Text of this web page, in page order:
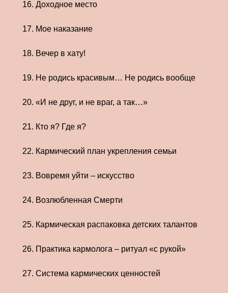
16. Доходное место
17. Мое наказание
18. Вечер в хату!
19. Не родись красивым… Не родись вообще
20. «И не друг, и не враг, а так…»
21. Кто я? Где я?
22. Кармический план укрепления семьи
23. Вовремя уйти – искусство
24. Возлюбленная Смерти
25. Кармическая распаковка детских талантов
26. Практика кармолога – ритуал «с рукой»
27. Система кармических ценностей